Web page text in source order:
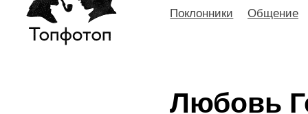
Поклонники Общение
Любовь